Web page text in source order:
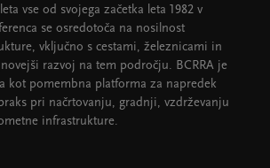
vse od svojega začetka leta 1982 v
se osredotoča na nosilnost
vključno s cestami, železnicami in
razvoj na tem področju. BCRRA je
kot pomembna platforma za napredek
pri načrtovanju, gradnji, vzdrževanju
infrastrukture.